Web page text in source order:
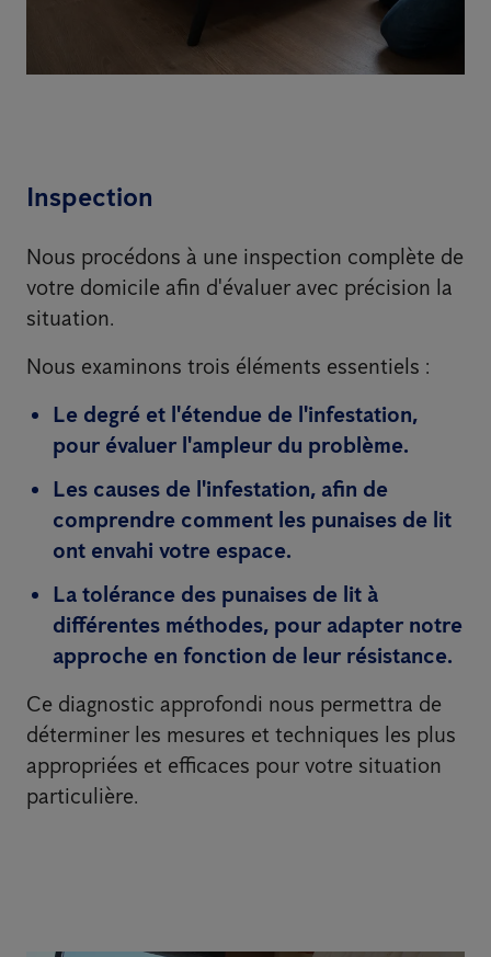
Inspection
Nous procédons à une inspection complète de
votre domicile afin d'évaluer avec précision la
situation.
Nous examinons trois éléments essentiels :
Le degré et l'étendue de l'infestation,
pour évaluer l'ampleur du problème.
Les causes de l'infestation, afin de
comprendre comment les punaises de lit
ont envahi votre espace.
La tolérance des punaises de lit à
différentes méthodes, pour adapter notre
approche en fonction de leur résistance.
Ce diagnostic approfondi nous permettra de
déterminer les mesures et techniques les plus
appropriées et efficaces pour votre situation
particulière.